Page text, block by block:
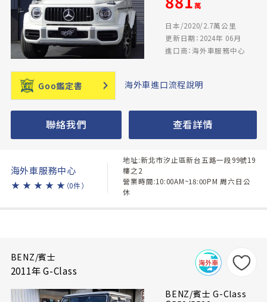
萬
日本/2020/2.7萬公里
更新日期：2024年 06月
進口商：海外車服務中心
Goo鑑定書 海外車進口流程說明
聯絡我們 查看詳情
海外車服務中心
★ ★ ★ ★ ★ （0件）
地址:新北市汐止區新台五路一段99號19
樓之2
營業時間:10:00AM~18:00PM 周六日公
休
BENZ/賓士
2011年 G-Class
BENZ/賓士 G-Class